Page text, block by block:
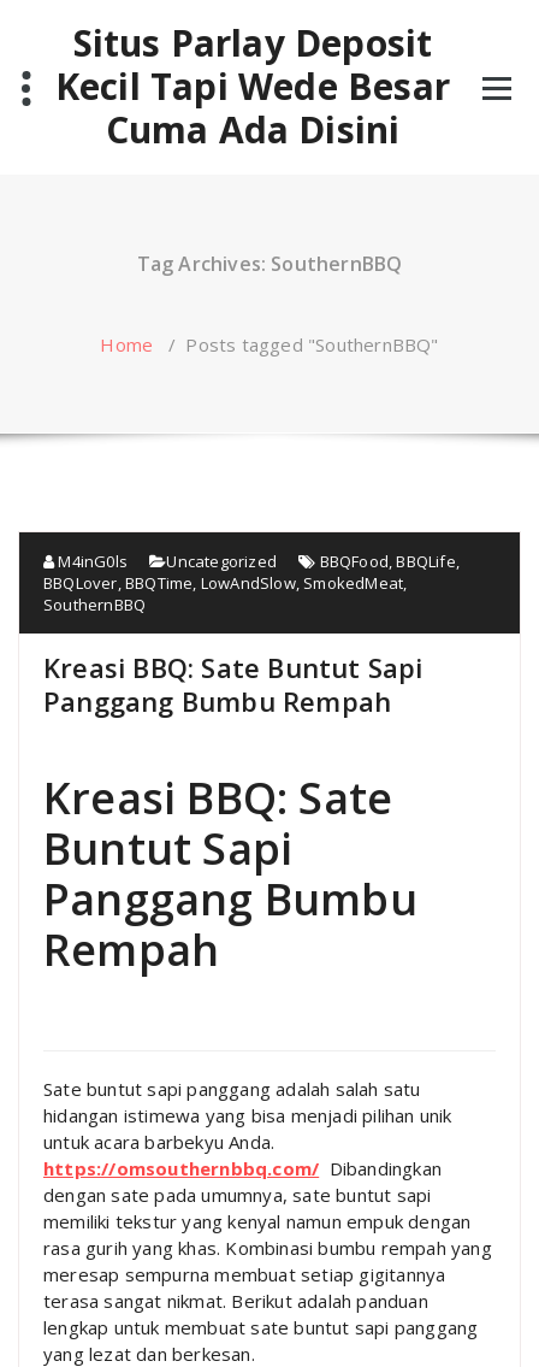
Situs Parlay Deposit
Kecil Tapi Wede Besar
Cuma Ada Disini
Tag Archives: SouthernBBQ
Home / Posts tagged "SouthernBBQ"
M4inG0ls Uncategorized BBQFood ,BBQLife
BBQLover ,BBQTime LowAndSlow, SmokedMeat
SouthernBBQ
Kreasi BBQ: Sate Buntut Sapi
Panggang Bumbu Rempah
Kreasi BBQ: Sate
Buntut Sapi
Panggang Bumbu
Rempah
Sate buntut sapi panggang adalah salah satu
hidangan istimewa yang bisa menjadi pilihan unik
untuk acara barbekyu Anda.
https://omsouthernbbq.com/ Dibandingkan
dengan sate pada umumnya, sate buntut sapi
memiliki tekstur yang kenyal namun empuk dengan
rasa gurih yang khas. Kombinasi bumbu rempah yang
meresap sempurna membuat setiap gigitannya
terasa sangat nikmat. Berikut adalah panduan
lengkap untuk membuat sate buntut sapi panggang
yang lezat dan berkesan.